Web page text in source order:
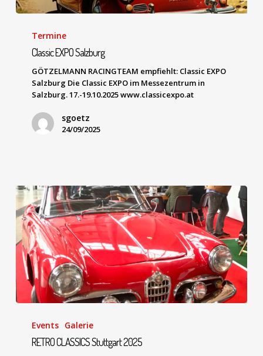
Termine
Classic EXPO Salzburg
GÖTZELMANN RACINGTEAM empfiehlt: Classic EXPO
Salzburg Die Classic EXPO im Messezentrum in
Salzburg. 17.-19.10.2025 www.classicexpo.at
sgoetz
24/09/2025
Events Galerie
RETRO CLASSICS Stuttgart 2025